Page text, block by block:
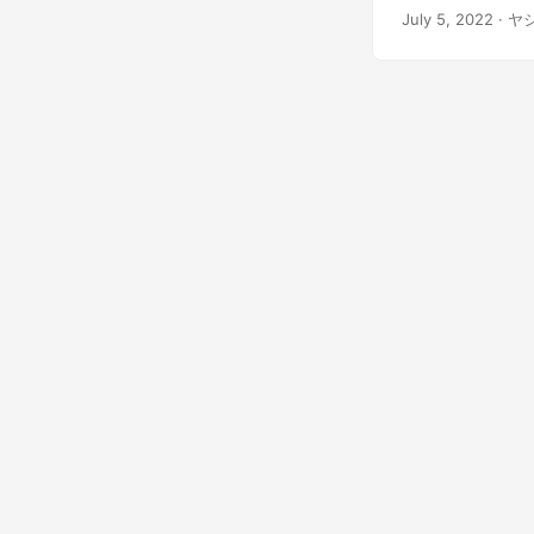
テキスト ファイ
July 5, 2022 · ヤ